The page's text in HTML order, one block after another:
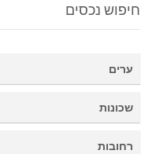
חיפוש נכסים
ערים
שכונות
רחובות